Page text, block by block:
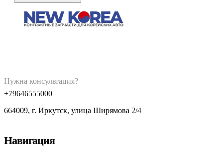
Нужна консультация?
+79646555000
664009, г. Иркутск, улица Ширямова 2/4
Навигация